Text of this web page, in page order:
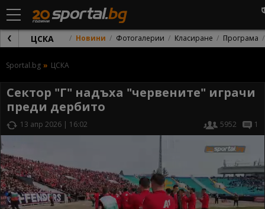
ЦСКА Новини Фотогалерии Класиране Програма
Sportal.bg ЦСКА
Сектор "Г" надъха "червените" играчи
преди дербито
13 апр 2026 | 16:02 5952 1